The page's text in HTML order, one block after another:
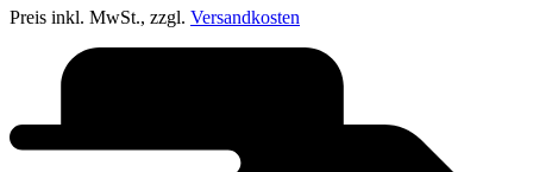
Preis inkl. MwSt., zzgl. Versandkosten